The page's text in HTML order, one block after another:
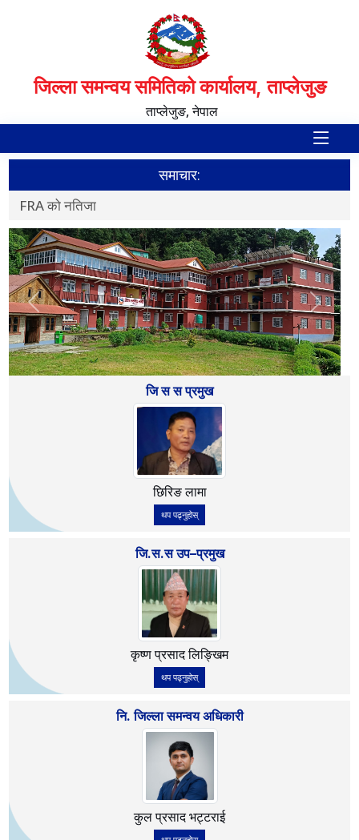
जिल्ला समन्वय समितिको कार्यालय, ताप्लेजुङ
ताप्लेजुङ, नेपाल
समाचार:
FRA को नतिजा
Previous Next
जि स स प्रमुख
छिरिङ लामा
थप पढ्नुहोस्
जि.स.स उप–प्रमुख
कृष्ण प्रसाद लिङ्खिम
थप पढ्नुहोस्
नि. जिल्ला समन्वय अधिकारी